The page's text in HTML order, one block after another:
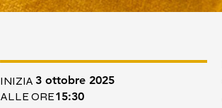
INIZIA 3 ottobre 2025
15:30
ALLE ORE